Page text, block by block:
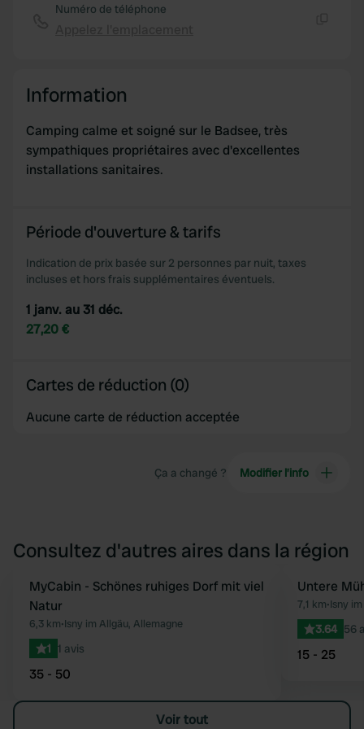
Numéro de téléphone
Information
Camping calme et soigné sur le Badsee, très
sympathiques propriétaires avec d'excellentes
installations sanitaires.
Période d'ouverture & tarifs
Indication de prix basée sur 2 personnes par nuit, taxes
incluses et hors frais supplémentaires éventuels.
1 janv. au 31 déc.
27,20 €
Cartes de réduction (0)
Aucune carte de réduction acceptée
Ça a changé ? Modifier l’info
Consultez d'autres aires dans la région
Préféré
MyCabin - Schönes ruhiges Dorf mit viel
Natur
6,3 km•Isny im Allgäu, Allemagne
1 1 avis
35 - 50
Untere
7,1 km•Isny
3.64 56
15 - 25
Voir tout